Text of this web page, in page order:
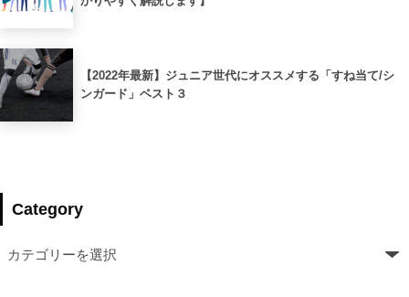
【2022年最新】ジュニア世代にオススメする「すね当て/シ
ンガード」ベスト３
Category